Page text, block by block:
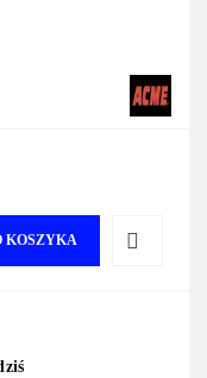
KOSZYKA